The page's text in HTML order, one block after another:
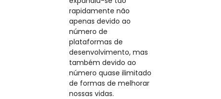
rapidamente não
apenas devido ao
número de
plataformas de
desenvolvimento, mas
também devido ao
número quase ilimitado
de formas de melhorar
nossas vidas.